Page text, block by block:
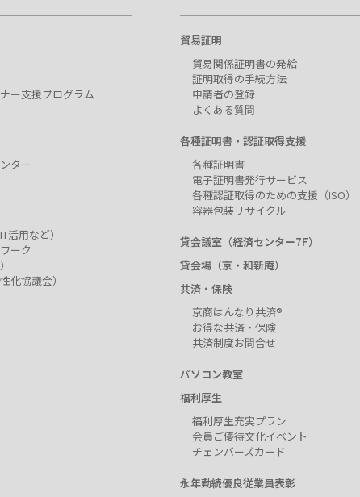
ー支援プログラム
ター
用など）
ーク
化協議会）
貿易証明
貿易関係証明書の発給
証明取得の手続方法
申請者の登録
よくある質問
各種証明書・認証取得支援
各種証明書
電子証明書発行サービス
各種認証取得のための支援（ISO）
容器包装リサイクル
貸会議室（経済センター7F）
貸会場（京・和新庵）
共済・保険
京商はんなり共済®
お得な共済・保険
共済制度お問合せ
パソコン教室
福利厚生
福利厚生充実プラン
会員ご優待文化イベント
チェンバーズカード
永年勤続優良従業員表彰